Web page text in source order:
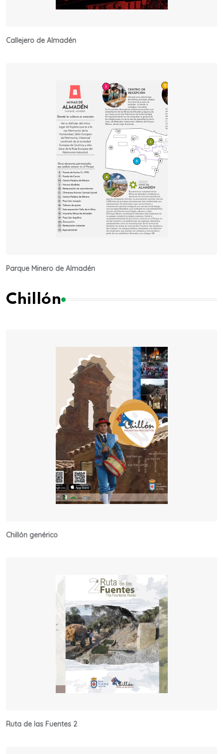
Callejero de Almadén
Parque Minero de Almadén
Chillón
Chillón genérico
Ruta de las Fuentes 2